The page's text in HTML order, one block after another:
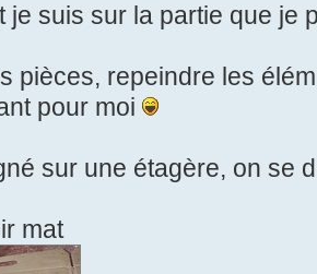
je suis sur la partie que je
pièces, repeindre les
pour moi
sur une étagère, on se
mat